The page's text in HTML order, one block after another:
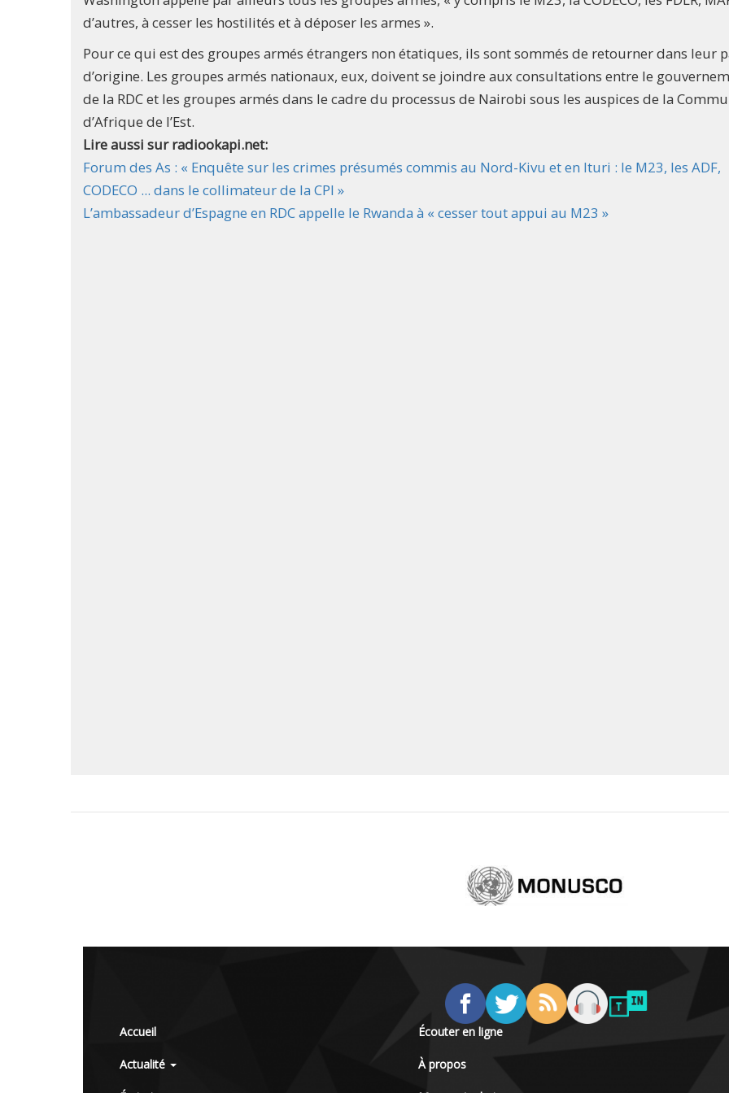
d’autres, à cesser les hostilités et à déposer les armes ».
Pour ce qui est des groupes armés étrangers non étatiques, ils sont sommés de retourner dans leur
d’origine. Les groupes armés nationaux, eux, doivent se joindre aux consultations entre le
de la RDC et les groupes armés dans le cadre du processus de Nairobi sous les auspices de la
d’Afrique de l’Est.
Lire aussi sur radiookapi.net:
Forum des As : « Enquête sur les crimes présumés commis au Nord-Kivu et en Ituri : le M23, les ADF,
CODECO ... dans le collimateur de la CPI »
L’ambassadeur d’Espagne en RDC appelle le Rwanda à « cesser tout appui au M23 »
Accueil
Actualité
Écouter en ligne
À propos